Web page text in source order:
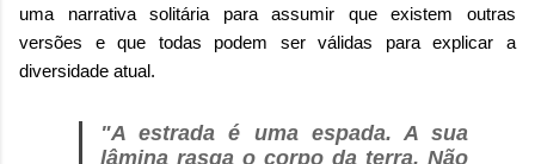
uma narrativa solitária para assumir que existem outras
versões e que todas podem ser válidas para explicar a
diversidade atual.
"A estrada é uma espada. A sua
lâmina rasga o corpo da terra. Não